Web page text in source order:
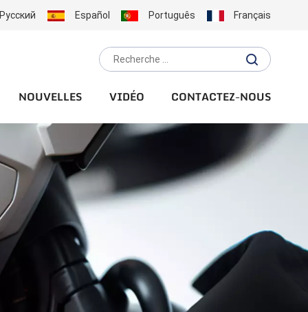
Русский Español Português Français
NOUVELLES VIDÉO CONTACTEZ-NOUS